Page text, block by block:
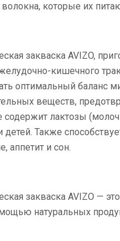
которые их
закваска AVIZO,
кишечного
оптимальный баланс
веществ,
лактозы
Также
аппетит и сон.
закваска AVIZO —
натуральных